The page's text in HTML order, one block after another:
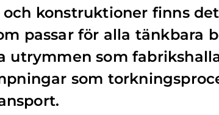
konstruktioner finns
passar för alla tänkbara
utrymmen som
som